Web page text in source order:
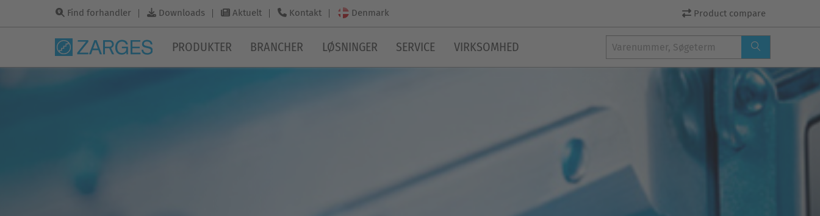
Find forhandler Downloads Aktuelt Kontakt Denmark Product compare
PRODUKTER BRANCHER LØSNINGER SERVICE VIRKSOMHED